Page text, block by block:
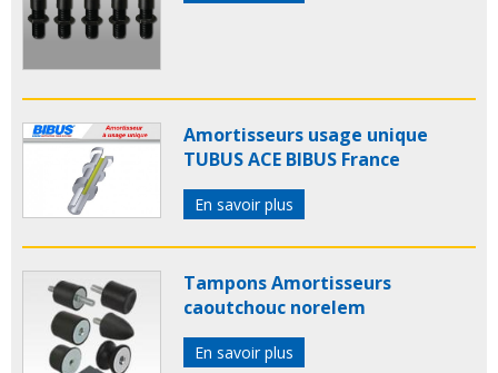
Amortisseurs usage unique
TUBUS ACE BIBUS France
En savoir plus
Tampons Amortisseurs
caoutchouc norelem
En savoir plus